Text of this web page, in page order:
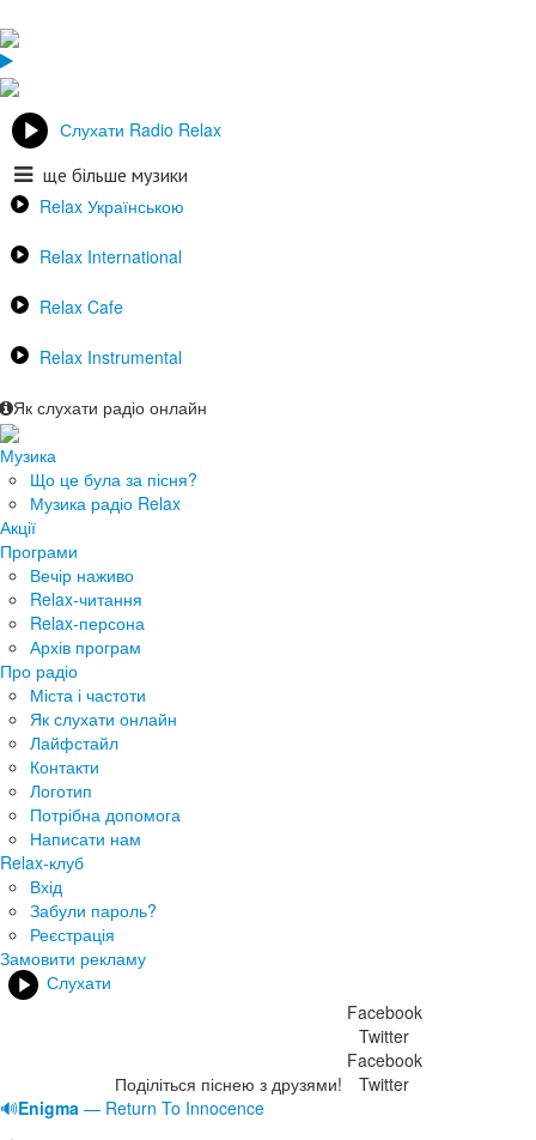
Слухати Radio Relax
ще більше музики
Relax Українською
Relax International
Relax Cafe
Relax Instrumental
Як слухати радіо онлайн
Музика
Що це була за пісня?
Музика радіо Relax
Акції
Програми
Вечір наживо
Relax-читання
Relax-персона
Архів програм
Про радіо
Міста і частоти
Як слухати онлайн
Лайфстайл
Контакти
Логотип
Потрібна допомога
Написати нам
Relax-клуб
Вхід
Забули пароль?
Реєстрація
Замовити рекламу
Слухати
Поділіться піснею з друзями!
Facebook
Twitter
Facebook
Twitter
🔊Enigma — Return To Innocence